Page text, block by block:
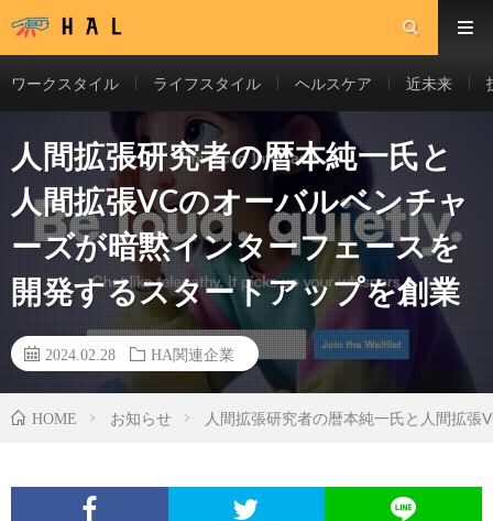
ワークスタイル ライフスタイル ヘルスケア 近未来
人間拡張研究者の暦本純一氏と
人間拡張VCのオーバルベンチャ
ーズが暗黙インターフェースを
開発するスタートアップを創業
2024.02.28 HA関連企業
HOME お知らせ 人間拡張研究者の暦本純一氏と人間拡